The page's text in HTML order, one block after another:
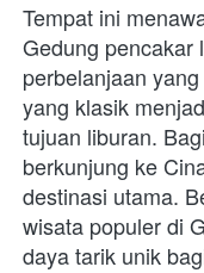
Tempat ini
Gedung pencakar
perbelanjaan
yang klasik
tujuan liburan.
berkunjung ke
destinasi utama.
wisata populer di
daya tarik unik